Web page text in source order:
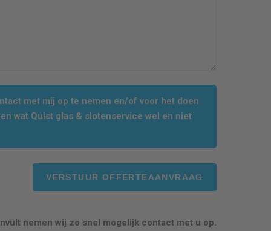
met mij op te nemen en/of voor het doen
wat Quist glas & slotenservice wel en niet
nemen wij zo snel mogelijk contact met u op.